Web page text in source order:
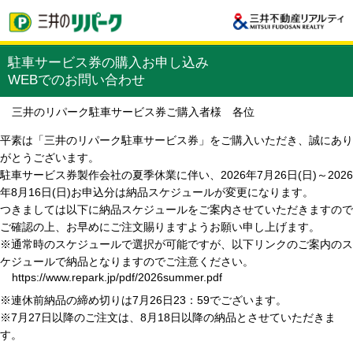
駐車サービス券の購入お申し込み
WEBでのお問い合わせ
三井のリパーク駐車サービス券ご購入者様 各位
平素は「三井のリパーク駐車サービス券」をご購入いただき、誠にあり
がとうございます。
駐車サービス券製作会社の夏季休業に伴い、2026年7月26日(日)～2026
年8月16日(日)お申込分は納品スケジュールが変更になります。
つきましては以下に納品スケジュールをご案内させていただきますので
ご確認の上、お早めにご注文賜りますようお願い申し上げます。
※通常時のスケジュールで選択が可能ですが、以下リンクのご案内のス
ケジュールで納品となりますのでご注意ください。
https://www.repark.jp/pdf/2026summer.pdf
※連休前納品の締め切りは7月26日23：59でございます。
※7月27日以降のご注文は、8月18日以降の納品とさせていただきま
す。